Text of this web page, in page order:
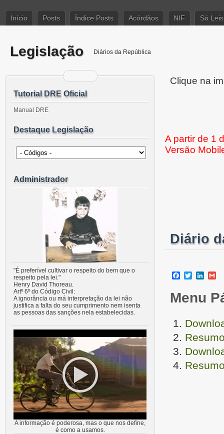
Início Posts Índice Posts Acórdãos NIF Só Leis
Legislação Diários da República
Clique na
A partir de 1
Versão
Diário
Facebook
Twitter
Menu
Tutorial DRE Oficial
Manual DRE
Destaque Legislação
Administrador
"É preferível cultivar o respeito do bem que o
respeito pela lei."
Henry David Thoreau.
Artº 6º do Código Civil:
A ignorância ou má interpretação da lei não
justifica a falta do seu cumprimento nem isenta
as pessoas das sanções nela estabelecidas.
A informação é poderosa, mas o que nos define,
é como a usamos.